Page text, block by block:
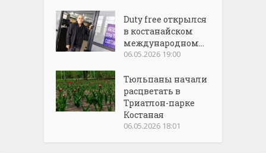
Duty free открылся
в костанайском
международном...
06.05.2026 19:00
Тюльпаны начали
расцветать в
Триатлон-парке
Костаная
06.05.2026 18:01